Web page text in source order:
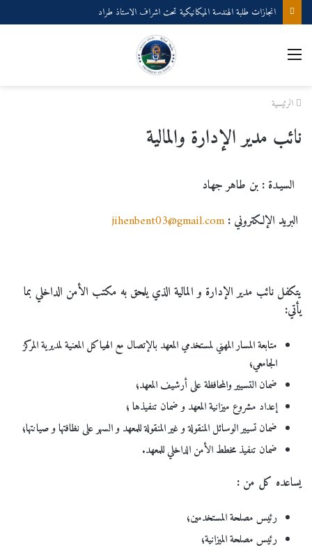
انجازات طلبة الهندسة الميكانيكية تحت اشراف الاستاذ طراد
القائمة
الرئيسية
نائب مدير الإدارة والمالية
السيـدة : بن طاهر جهاد
البريد الإلكتروني :
يتكفل نائب مدير الإدارة و المالية الذي يلحق به مكتب الأمن الداخلي بما
يأتي:
متابعة المسار المهني لمستخدمي المعهد بالإتصال مع الهياكل المعنية لمديرية المركز
الجامعي؛
ضمان التسيير والمحافظة على أرشيف المعهد؛
إعداد مشروع ميزانية المعهد و ضمان تنفيذها ؛
ضمان تسيير الوسائل المنقولة و غير المنقولة للمعهد و السهر على نظافتها و صيانتها؛
ضمان تنفيذ مخطط الأمن الداخلي للمعهد.
يساعده كل من :
رئيس مصلحة المستخدمين؛
رئيس مصلحة الميزانية؛